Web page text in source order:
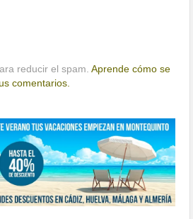
reducir el spam.Aprende cómo se
comentarios.